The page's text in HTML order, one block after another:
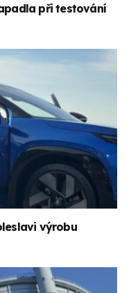
při testování
výrobu